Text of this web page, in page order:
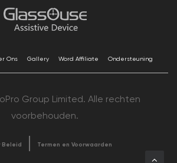
Ons Gallery Word Affiliate Ondersteuning
Group Limited. Alle rechten
voorbehouden.
Beleid Termen en Voorwaarden